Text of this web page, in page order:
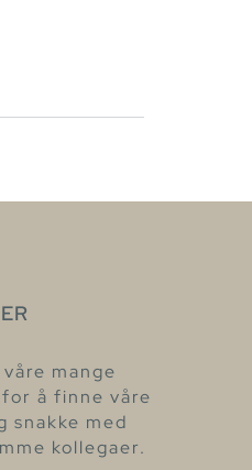
mange
å finne våre
snakke med
kollegaer.